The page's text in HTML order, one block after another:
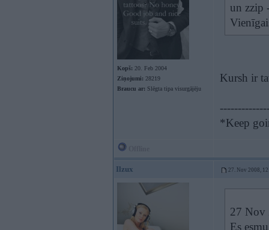
Kopš: 20. Feb 2004
Ziņojumi: 28219
Braucu ar: Slēgta tipa visurgājēju
un zzip
Kursh ir
*Keep
Ilzux 27. Nov 2008,
27 Nov
Es